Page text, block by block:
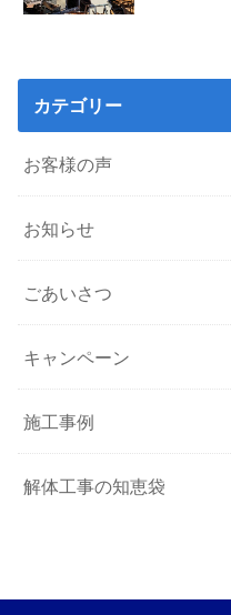
カテゴリー
お客様の声
お知らせ
ごあいさつ
キャンペーン
施工事例
解体工事の知恵袋